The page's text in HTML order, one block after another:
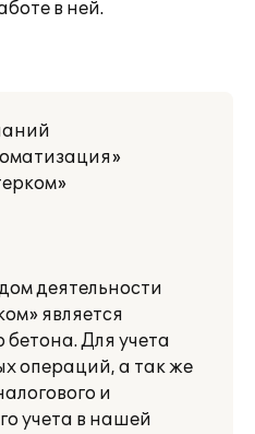
в ней.
деятельности
является
бетона. Для учета
операций, а так же
и
учета в нашей